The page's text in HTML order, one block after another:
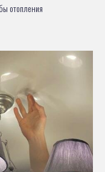
отопления